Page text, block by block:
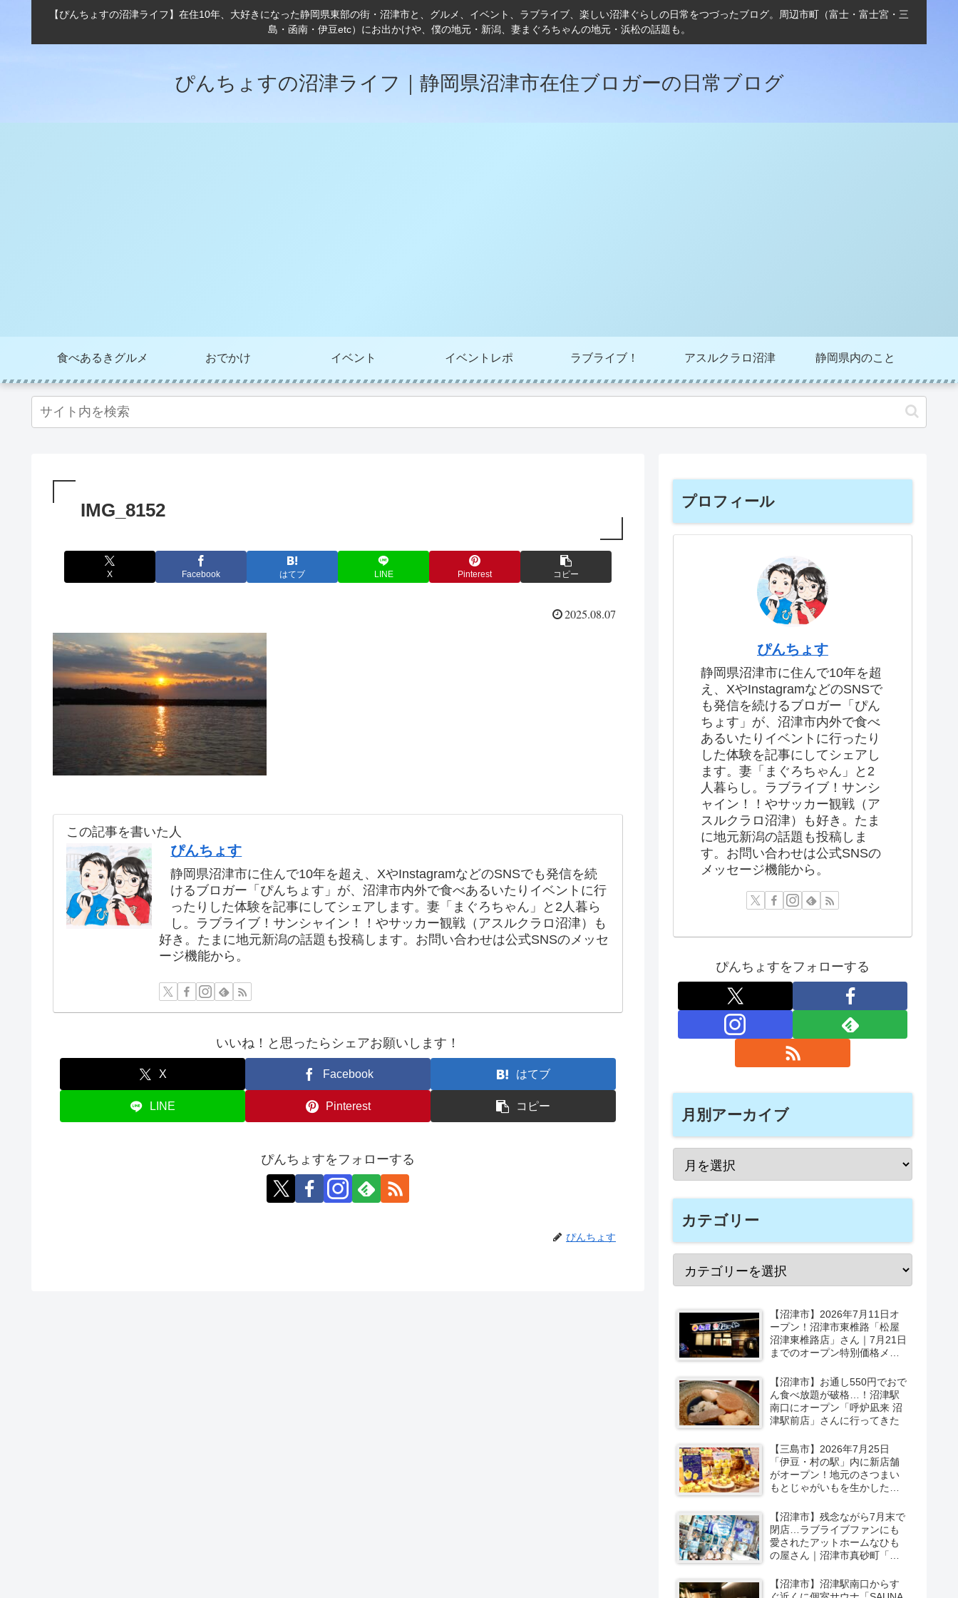
【ぴんちょすの沼津ライフ】在住10年、大好きになった静岡県東部の街・沼津市と、グルメ、イベント、ラブライブ、楽しい沼津ぐらしの日常をつづったブログ。周辺市町（富士・富士宮・三
島・函南・伊豆etc）にお出かけや、僕の地元・新潟、妻まぐろちゃんの地元・浜松の話題も。
ぴんちょすの沼津ライフ｜静岡県沼津市在住ブロガーの日常ブログ
食べあるきグルメ おでかけ イベント イベントレポ ラブライブ！ アスルクラロ沼津 静岡県内のこと
IMG_8152
X Facebook はてブ LINE Pinterest コピー
2025.08.07
この記事を書いた人
ぴんちょす
静岡県沼津市に住んで10年を超え、XやInstagramなどのSNSでも発信を続
けるブロガー「ぴんちょす」が、沼津市内外で食べあるいたりイベントに行
ったりした体験を記事にしてシェアします。妻「まぐろちゃん」と2人暮ら
し。ラブライブ！サンシャイン！！やサッカー観戦（アスルクラロ沼津）も
好き。たまに地元新潟の話題も投稿します。お問い合わせは公式SNSのメッセ
ージ機能から。
いいね！と思ったらシェアお願いします！
X Facebook はてブ
LINE Pinterest コピー
ぴんちょすをフォローする
ぴんちょす
プロフィール
ぴんちょす
静岡県沼津市に住んで10年を超
え、XやInstagramなどのSNSで
も発信を続けるブロガー「ぴん
ちょす」が、沼津市内外で食べ
あるいたりイベントに行ったり
した体験を記事にしてシェアし
ます。妻「まぐろちゃん」と2
人暮らし。ラブライブ！サンシ
ャイン！！やサッカー観戦（ア
スルクラロ沼津）も好き。たま
に地元新潟の話題も投稿しま
す。お問い合わせは公式SNSの
メッセージ機能から。
ぴんちょすをフォローする
月別アーカイブ
カテゴリー
【沼津市】2026年7月11日オ
ープン！沼津市東椎路「松屋
沼津東椎路店」さん｜7月21日
までのオープン特別価格メニ
【沼津市】お通し550円でおで
ん食べ放題が破格…！沼津駅
南口にオープン「呼炉凪来 沼
津駅前店」さんに行ってきた
【三島市】2026年7月25日
「伊豆・村の駅」内に新店舗
がオープン！地元のさつまい
もとじゃがいもを生かしたベ
と足お先に実食レポ【PR】
【沼津市】残念ながら7月末で
閉店…ラブライブファンにも
愛されたアットホームなひも
の屋さん｜沼津市真砂町「渡
【沼津市】沼津駅南口からす